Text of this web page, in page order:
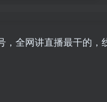
，全网讲直播最干的，